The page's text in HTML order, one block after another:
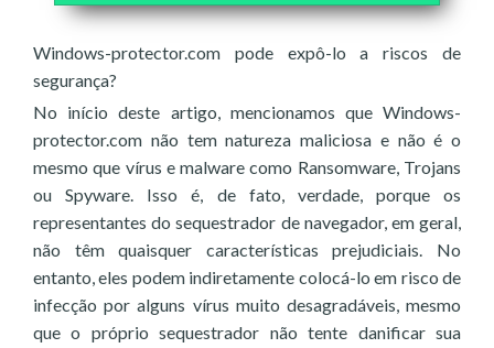
Windows-protector.com pode expô-lo a riscos de
segurança?
No início deste artigo, mencionamos que Windows-
protector.com não tem natureza maliciosa e não é o
mesmo que vírus e malware como Ransomware, Trojans
ou Spyware. Isso é, de fato, verdade, porque os
representantes do sequestrador de navegador, em geral,
não têm quaisquer características prejudiciais. No
entanto, eles podem indiretamente colocá-lo em risco de
infecção por alguns vírus muito desagradáveis, mesmo
que o próprio sequestrador não tente danificar sua